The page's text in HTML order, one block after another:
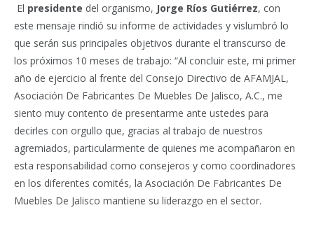
El presidente del organismo, Jorge Ríos Gutiérrez, con
este mensaje rindió su informe de actividades y vislumbró lo
que serán sus principales objetivos durante el transcurso de
los próximos 10 meses de trabajo: “Al concluir este, mi primer
año de ejercicio al frente del Consejo Directivo de AFAMJAL,
Asociación De Fabricantes De Muebles De Jalisco, A.C., me
siento muy contento de presentarme ante ustedes para
decirles con orgullo que, gracias al trabajo de nuestros
agremiados, particularmente de quienes me acompañaron en
esta responsabilidad como consejeros y como coordinadores
en los diferentes comités, la Asociación De Fabricantes De
Muebles De Jalisco mantiene su liderazgo en el sector.